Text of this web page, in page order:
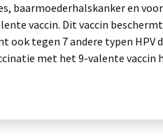
baarmoederhalskanker en
vaccin. Dit vaccin
tegen 7 andere typen HPV
met het 9-valente vaccin